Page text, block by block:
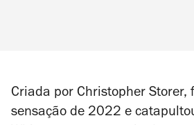
Criada por Christopher Storer,
sensação de 2022 e